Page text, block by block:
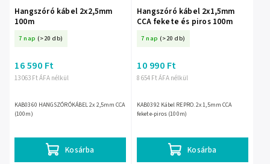
Hangszóró kábel 2x2,5mm
100m
7 nap (>20 db)
13 063 Ft ÁFA nélkül
16 590 Ft
Kosárba
KAB0360 HANGSZÓRÓKÁBEL 2x 2,5mm CCA
(100m)
Hangszóró kábel 2x1,5mm
CCA fekete és piros 100m
7 nap (>20 db)
8 654 Ft ÁFA nélkül
10 990 Ft
Kosárba
KAB0392 Kábel REPRO. 2x 1,5mm CCA
fekete-piros (100m)